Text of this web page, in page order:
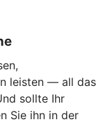
leisten — all das
sollte Ihr
Sie ihn in der